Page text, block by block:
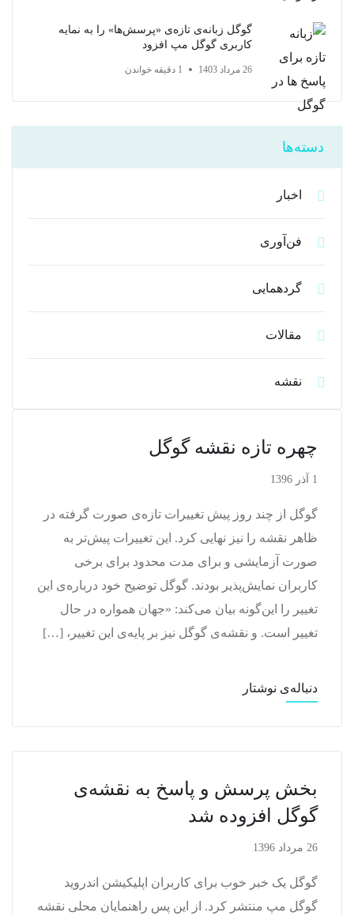
گوگل زبانه‌ی تازه‌ی «پرسش‌ها» را به نمایه
کاربری گوگل مپ افزود
26 مرداد 1403 1 دقیقه خواندن
دسته‌ها
اخبار
فن‌آوری
گردهمایی
مقالات
نقشه
چهره تازه نقشه گوگل
1 آذر 1396
گوگل از چند روز پیش تغییرات تازه‌ی صورت گرفته در
ظاهر نقشه را نیز نهایی کرد. این تغییرات پیش‌تر به
صورت آزمایشی و برای مدت محدود برای برخی
کاربران نمایش‌پذیر بودند. گوگل توضیح خود درباره‌ی این
تغییر را این‌گونه بیان می‌کند: «جهان همواره در حال
تغییر است. و نقشه‌ی گوگل نیز بر پایه‌ی این تغییر، […]
دنباله‌ی نوشتار
بخش پرسش و پاسخ به نقشه‌ی
گوگل افزوده شد
26 مرداد 1396
گوگل یک خبر خوب برای کاربران اپلیکیشن اندروید
گوگل مپ منتشر کرد. از این پس راهنمایان محلی نقشه